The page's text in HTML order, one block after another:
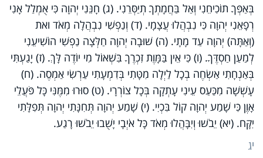
בְּאַפְּךָ תוֹכִיחֵנִי וְאַל בַּחֲמָתְךָ תְיַסְּרֵנִי. (ג) חָנֵּנִי יְהוָה כִּי אֻמְלַל אָנִי
רְפָאֵנִי יְהוָה כִּי נִבְהֲלוּ עֲצָמָי. (ד) וְנַפְשִׁי נִבְהֲלָה מְאֹד ואת
(וְאַתָּה) יְהוָה עַד מָתָי. (ה) שׁוּבָה יְהוָה חַלְּצָה נַפְשִׁי הוֹשִׁיעֵנִי
לְמַעַן חַסְדֶּךָ. (ו) כִּי אֵין בַּמָּוֶת זִכְרֶךָ בִּשְׁאוֹל מִי יוֹדֶה לָּךְ. (ז) יָגַעְתִּי
בְּאַנְחָתִי אַשְׂחֶה בְכָל לַיְלָה מִטָּתִי בְּדִמְעָתִי עַרְשִׂי אַמְסֶה. (ח)
עָשְׁשָׁה מִכַּעַס עֵינִי עָתְקָה בְּכָל צוֹרְרָי. (ט) סוּרוּ מִמֶּנִּי כָּל פֹּעֲלֵי
אָוֶן כִּי שָׁמַע יְהוָה קוֹל בִּכְיִי. (י) שָׁמַע יְהוָה תְּחִנָּתִי יְהוָה תְּפִלָּתִי
יִקָּח. (יא) יֵבֹשׁוּ וְיִבָּהֲלוּ מְאֹד כָּל אֹיְבָי יָשֻׁבוּ יֵבֹשׁוּ רָגַע.
יג